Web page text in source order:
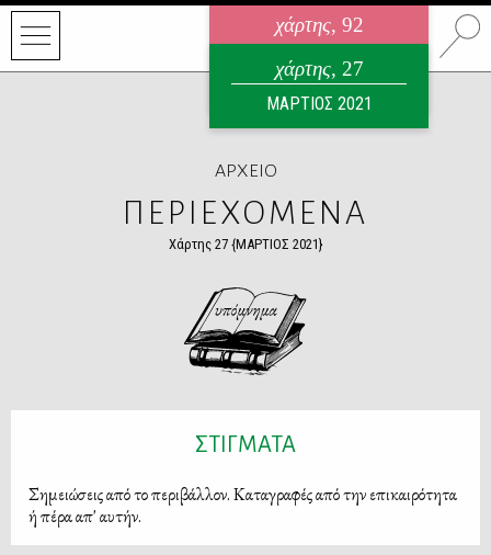
χάρτης, 92
ηλεκτρονικό περιοδικό
ΑΥΓΟΥΣΤΟΣ 2026
χάρτης, 27
ΜΑΡΤΙΟΣ 2021
ΑΡΧΕΙΟ
ΠΕΡΙΕΧΟΜΕΝΑ
Χάρτης 27 {ΜΑΡΤΙΟΣ 2021}
ΣΤΙΓΜΑΤΑ
Σημειώσεις από το περιβάλλον. Καταγραφές από την επικαιρότητα
ή πέρα απ' αυτήν.